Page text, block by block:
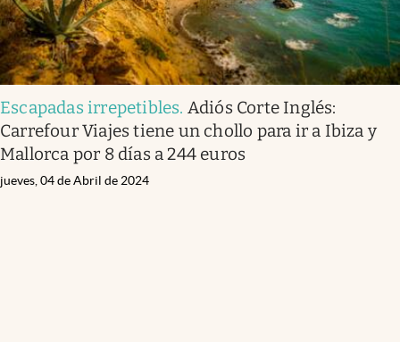
Escapadas irrepetibles. Adiós Corte Inglés:
Carrefour Viajes tiene un chollo para ir a Ibiza y
Mallorca por 8 días a 244 euros
jueves, 04 de Abril de 2024